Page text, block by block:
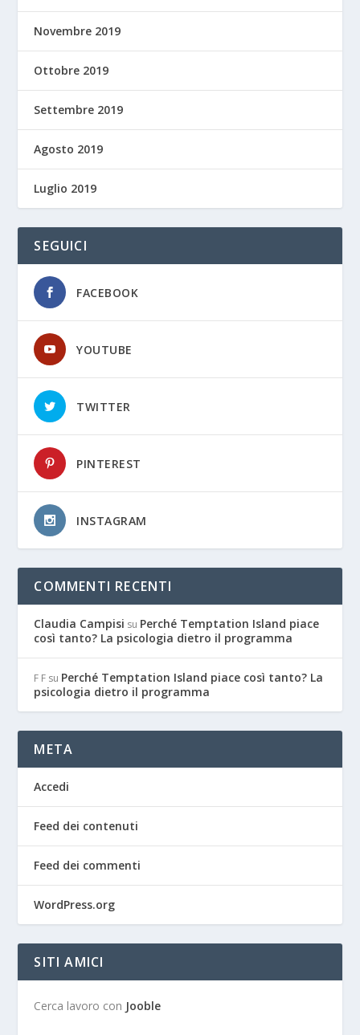
Novembre 2019
Ottobre 2019
Settembre 2019
Agosto 2019
Luglio 2019
SEGUICI
FACEBOOK
YOUTUBE
TWITTER
PINTEREST
INSTAGRAM
COMMENTI RECENTI
Claudia Campisi su Perché Temptation Island piace
così tanto? La psicologia dietro il programma
F F su Perché Temptation Island piace così tanto? La
psicologia dietro il programma
META
Accedi
Feed dei contenuti
Feed dei commenti
WordPress.org
SITI AMICI
Cerca lavoro con Jooble